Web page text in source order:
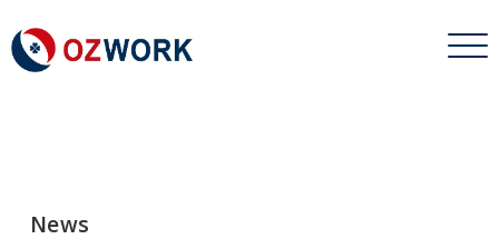
News